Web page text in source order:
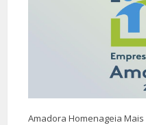
Amadora Homenageia